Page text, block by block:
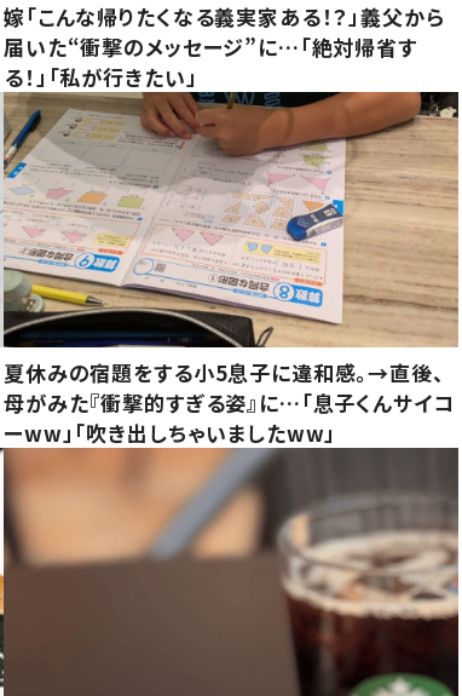
嫁「こんな帰りたくなる義実家ある！？」義父から
届いた“衝撃のメッセージ”に…「絶対帰省す
る！」「私が行きたい」
夏休みの宿題をする小5息子に違和感。→直後、
母がみた『衝撃的すぎる姿』に…「息子くんサイコ
ーww」「吹き出しちゃいましたww」